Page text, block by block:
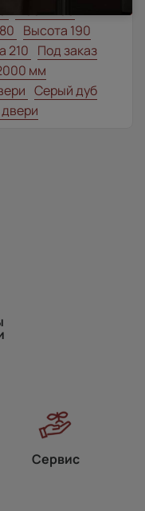
Высота 190
210 Под заказ
мм
Серый дуб
Сервис